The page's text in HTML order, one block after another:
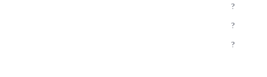
?
?
?